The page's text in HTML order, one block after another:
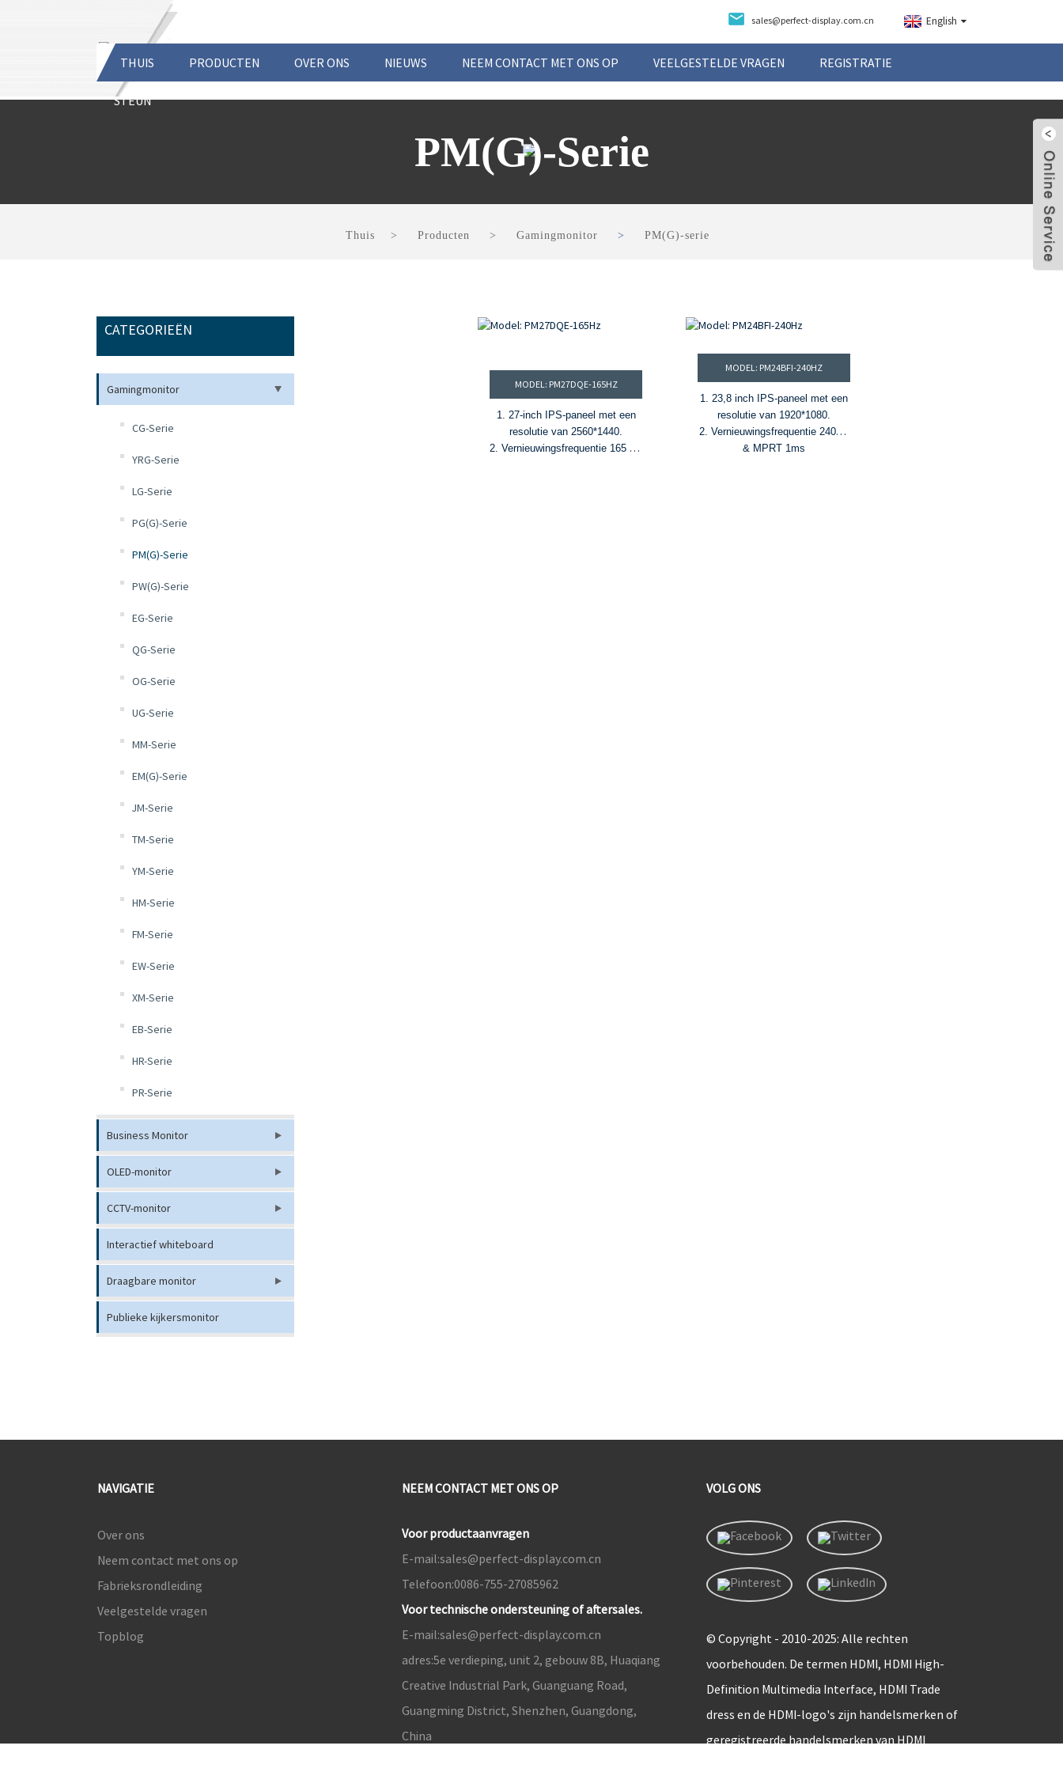
sales@perfect-display.com.cn English
THUIS PRODUCTEN OVER ONS NIEUWS NEEM CONTACT MET ONS OP VEELGESTELDE VRAGEN REGISTRATIE
STEUN
PM(G)-Serie
Thuis Producten Gamingmonitor PM(G)-serie
CATEGORIEËN
Gamingmonitor
CG-Serie
YRG-Serie
LG-Serie
PG(G)-Serie
PM(G)-Serie
PW(G)-Serie
EG-Serie
QG-Serie
OG-Serie
UG-Serie
MM-Serie
EM(G)-Serie
JM-Serie
TM-Serie
YM-Serie
HM-Serie
FM-Serie
EW-Serie
XM-Serie
EB-Serie
HR-Serie
PR-Serie
Business Monitor
OLED-monitor
CCTV-monitor
Interactief whiteboard
Draagbare monitor
Publieke kijkersmonitor
MODEL: PM27DQE-165HZ
1. 27-inch IPS-paneel met een
resolutie van 2560*1440.
2. Vernieuwingsfrequentie 165 Hz
MODEL: PM24BFI-240HZ
1. 23,8 inch IPS-paneel met een
resolutie van 1920*1080.
2. Vernieuwingsfrequentie 240Hz
& MPRT 1ms
NAVIGATIE
Over ons
Neem contact met ons op
Fabrieksrondleiding
Veelgestelde vragen
Topblog
NEEM CONTACT MET ONS OP
Voor productaanvragen
E-mail:sales@perfect-display.com.cn
Telefoon:0086-755-27085962
Voor technische ondersteuning of aftersales.
E-mail:sales@perfect-display.com.cn
adres:5e verdieping, unit 2, gebouw 8B, Huaqiang
Creative Industrial Park, Guanguang Road,
Guangming District, Shenzhen, Guangdong,
China
VOLG ONS
© Copyright - 2010-2025: Alle rechten
voorbehouden. De termen HDMI, HDMI High-
Definition Multimedia Interface, HDMI Trade
dress en de HDMI-logo's zijn handelsmerken of
geregistreerde handelsmerken van HDMI